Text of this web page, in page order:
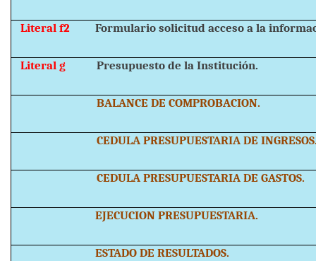
Literal f2 Formulario solicitud acceso a la
Literal g Presupuesto de la Institución.
BALANCE DE COMPROBACION.
CEDULA PRESUPUESTARIA DE
CEDULA PRESUPUESTARIA DE GASTOS.
EJECUCION PRESUPUESTARIA.
ESTADO DE RESULTADOS.